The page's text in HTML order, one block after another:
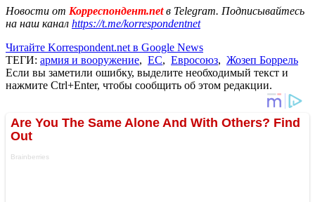
Новости от Корреспондент.netв Telegram. Подписывайтесь
на наш канал https://t.me/korrespondentnet
Читайте Korrespondent.net в Google News
ТЕГИ: армия и вооружение, ЕС, Евросоюз, Жозеп Боррель
Если вы заметили ошибку, выделите необходимый текст и
нажмите Ctrl+Enter, чтобы сообщить об этом редакции.